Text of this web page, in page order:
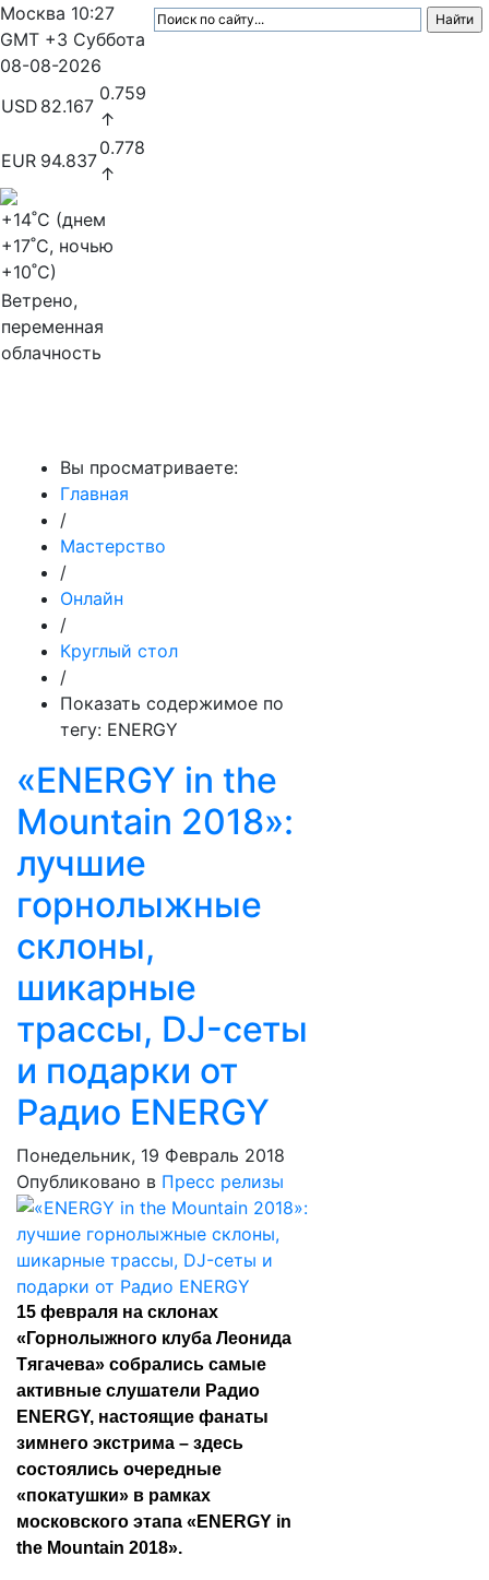
Москва 10:27
GMT +3 Суббота
08-08-2026
USD 82.167
0.759
↑
EUR 94.837
0.778
↑
+14˚C (днем
+17˚C, ночью
+10˚C)
Ветрено,
переменная
облачность
Вы просматриваете:
Главная
/
Мастерство
/
Онлайн
/
Круглый стол
/
Показать содержимое по
тегу: ENERGY
«ENERGY in the
Mountain 2018»:
лучшие
горнолыжные
склоны,
шикарные
трассы, DJ-сеты
и подарки от
Радио ENERGY
Понедельник, 19 Февраль 2018
Опубликовано в Пресс релизы
15 февраля на склонах
«Горнолыжного клуба Леонида
Тягачева» собрались самые
активные слушатели Радио
ENERGY, настоящие фанаты
зимнего экстрима – здесь
состоялись очередные
«покатушки» в рамках
московского этапа «ENERGY in
the Mountain 2018».